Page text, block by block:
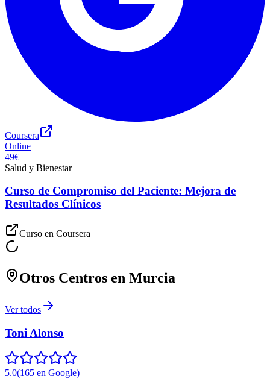
Coursera
Online
49€
Salud y Bienestar
Curso de Compromiso del Paciente: Mejora de
Resultados Clínicos
Curso en Coursera
Otros Centros en Murcia
Ver todos
Toni Alonso
5.0(165 en Google)